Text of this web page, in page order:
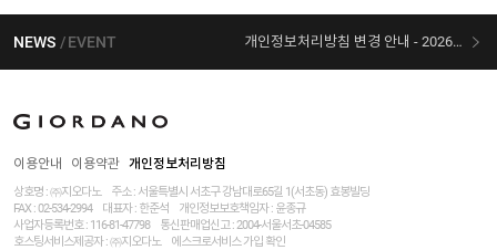
NEWS EVENT 개인정보처리방침 변경 안내 - 2026/07/30 시행
이용안내 이용약관 개인정보처리방침
상호명 : ㈜지오다노
주소 : 서울특별시 서초구 강남대로65길 1(서초동) 효봉빌딩
FAX : 02-534-2994
대표자 : 한준석 개인정보보호책임자 : 윤종규
사업자등록번호 : 116-81-47798
통신판매업신고 : 2004-서울서초-04585
호스팅서비스제공자 : ㈜지오다노
에스크로서비스 가입 확인